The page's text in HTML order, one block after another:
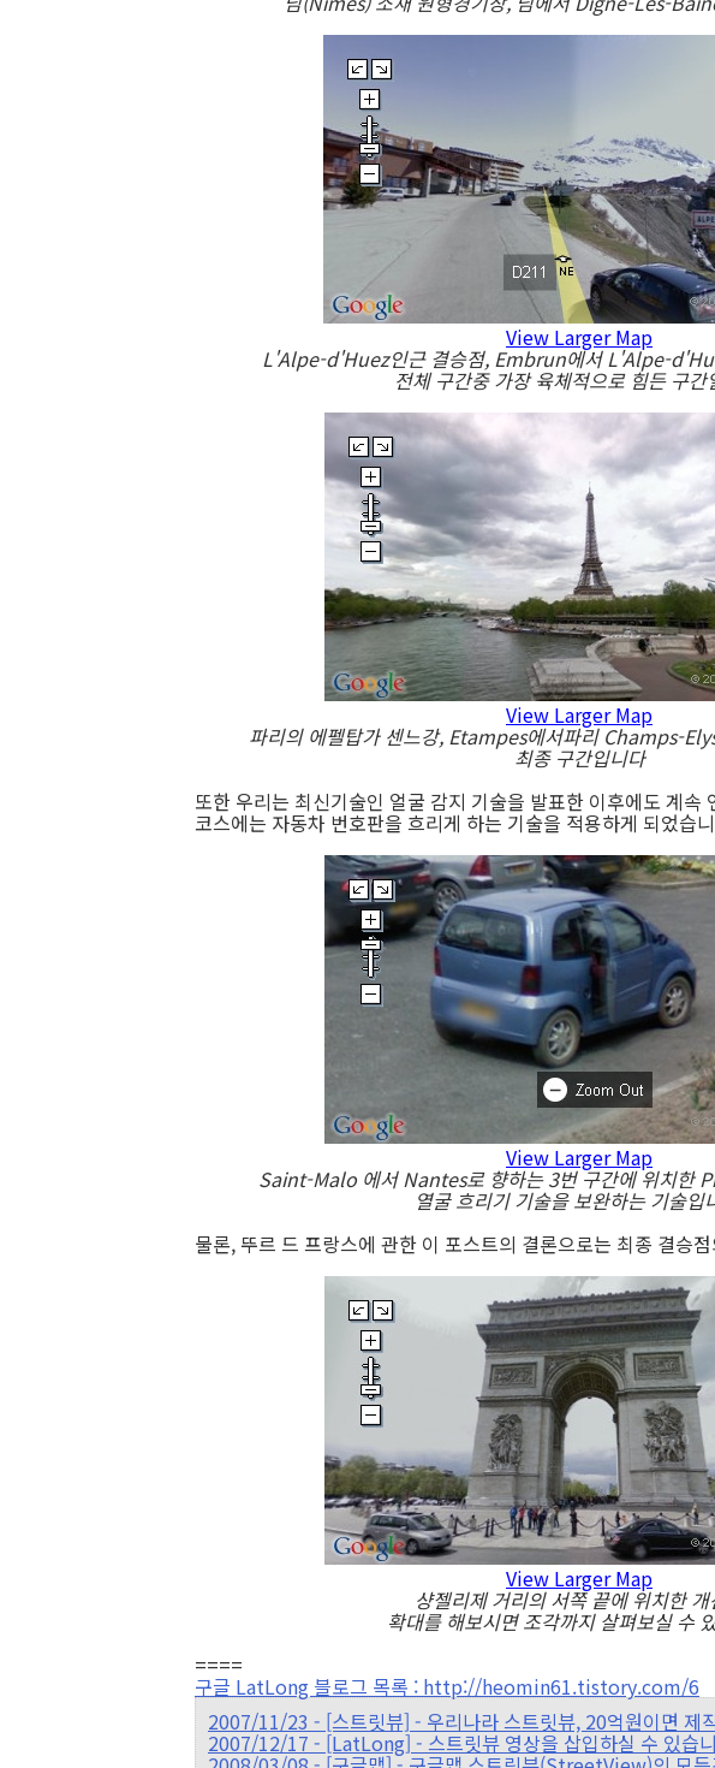
View Larger Map
L'Alpe-d'Huez인근 결승점, Embrun에서 L'Alpe-
전체 구간중 가장 육체적으로 힘든 구간
View Larger Map
파리의 에펠탑가 센느강, Etampes에서파리 Champs-
최종 구간입니다
또한 우리는 최신기술인 얼굴 감지 기술을 발표한 이후에도 계속
코스에는 자동차 번호판을 흐리게 하는 기술을 적용하게 되었습
View Larger Map
Saint-Malo 에서 Nantes로 향하는 3번 구간에 위치한
열굴 흐리기 기술을 보완하는 기술입
물론, 뚜르 드 프랑스에 관한 이 포스트의 결론으로는 최종 결승
View Larger Map
샹젤리제 거리의 서쪽 끝에 위치한 개
확대를 해보시면 조각까지 살펴보실 수
====
구글 LatLong 블로그 목록 : http://heomin61.tistory.com/6
2007/11/23 - [스트릿뷰] - 우리나라 스트릿뷰, 20억원이면 제
2007/12/17 - [LatLong] - 스트릿뷰 영상을 삽입하실 수 있습